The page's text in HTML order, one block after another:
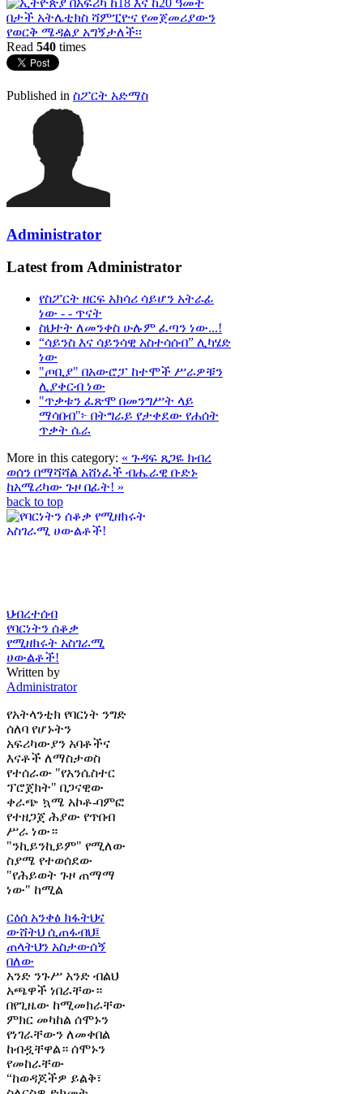
Read 540 times
Published in ስፖርት አድማስ
Administrator
Latest from Administrator
የስፖርት ዘርፍ አክሳሪ ሳይሆን አትራፊ
ነው - - ጥናት
ስህተት ለመንቀስ ሁሉም ፈጣን ነው...!
“ሳይንስ እና ሳይንሳዊ አስተሳሰብ” ሊካሄድ
ነው
"ጦቢያ" በአውሮፓ ከተሞች ሥራዎቹን
ሊያቀርብ ነው
"ጥቃቱን ፈጽሞ በመንግሥት ላይ
ማሳበብ"፦ በትግራይ የታቀደው የሐሰት
ጥቃት ሴራ
More in this category: « ጉዳፍ ጸጋዬ ክብረ
ወሰን በማሻሻል አሸነፈች ብሔራዊ ቡድኑ
ከአሜሪካው ጉዞ በፊት! »
back to top
ህብረተሰብ
የባርነትን ሰቆቃ
የሚዘክሩት አስገራሚ
ሀውልቶች!
Written by
Administrator
የአትላንቲክ የባርነት ንግድ
ሰለባ የሆኑትን
አፍሪካውያን አባቶችና
እናቶች ለማስታወስ
የተሰራው "የአንሴስተር
ፕሮጀክት" በጋናዊው
ቀራጭ ኳሜ አኮቶ-ባምፎ
የተዘጋጀ ሕያው የጥበብ
ሥራ ነው።
"ንኪይንኪይም" የሚለው
ስያሜ የተወሰደው
"የሕይወት ጉዞ ጠማማ
ነው" ከሚል
ርዕሰ አንቀፅ ክፋትህና
ውሸትህ ሲጠፋብህ፤
ጠላትህን አስታውሰኝ
በለው
አንድ ንጉሥ አንድ ብልህ
አጫዋች ነበራቸው።
በየጊዜው ከሚመክራቸው
ምክር መካከል ሰሞኑን
የነገራቸውን ለመቀበል
ከብዷቸዋል። ሰሞኑን
የመከራቸው
“ከወዳጆችዎ ይልቅ፣